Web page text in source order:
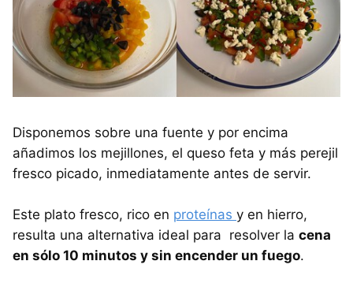
Disponemos sobre una fuente y por encima
añadimos los mejillones, el queso feta y más perejil
fresco picado, inmediatamente antes de servir.
Este plato fresco, rico en proteínas y en hierro,
resulta una alternativa ideal para resolver la cena
en sólo 10 minutos y sin encender un fuego.